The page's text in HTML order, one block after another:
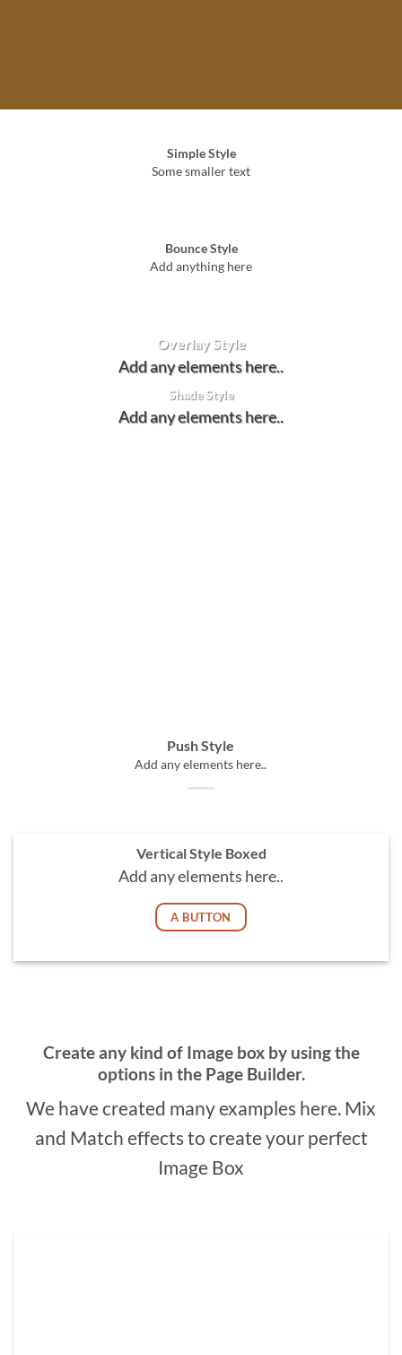
Simple Style
Some smaller text
Bounce Style
Add anything here
Overlay Style
Add any elements here..
Shade Style
Add any elements here..
Push Style
Add any elements here..
Vertical Style Boxed
Add any elements here..
A BUTTON
Create any kind of Image box by using the
options in the Page Builder.
We have created many examples here. Mix
and Match effects to create your perfect
Image Box